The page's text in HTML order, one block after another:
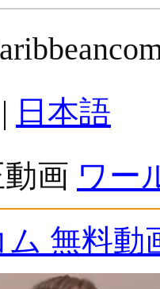
| 日本語
画 ワー
無料動